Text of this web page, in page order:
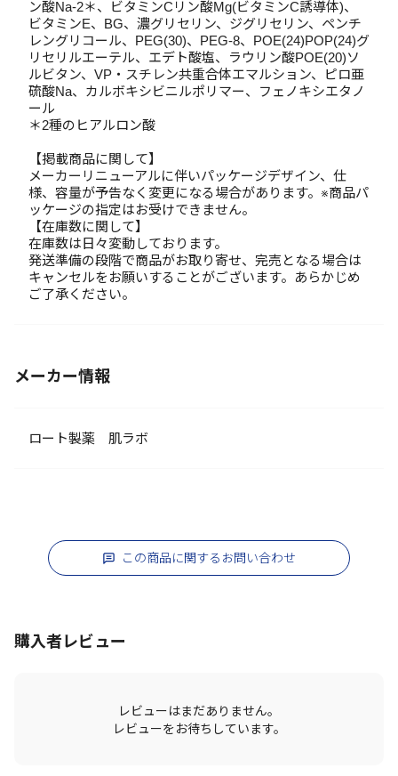
ン酸Na-2＊、ビタミンCリン酸Mg(ビタミンC誘導体)、
ビタミンE、BG、濃グリセリン、ジグリセリン、ペンチ
レングリコール、PEG(30)、PEG-8、POE(24)POP(24)グ
リセリルエーテル、エデト酸塩、ラウリン酸POE(20)ソ
ルビタン、VP・スチレン共重合体エマルション、ピロ亜
硫酸Na、カルボキシビニルポリマー、フェノキシエタノ
ール
＊2種のヒアルロン酸
【掲載商品に関して】
メーカーリニューアルに伴いパッケージデザイン、仕
様、容量が予告なく変更になる場合があります。※商品パ
ッケージの指定はお受けできません。
【在庫数に関して】
在庫数は日々変動しております。
発送準備の段階で商品がお取り寄せ、完売となる場合は
キャンセルをお願いすることがございます。あらかじめ
ご了承ください。
メーカー情報
ロート製薬 肌ラボ
この商品に関するお問い合わせ
購入者レビュー
レビューはまだありません。
レビューをお待ちしています。